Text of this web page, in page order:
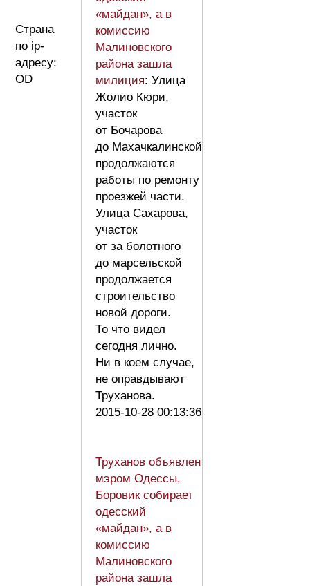
Страна
по ip-
адресу:
OD
«майдан», а в
комиссию
Малиновского
района зашла
милиция: Улица
Жолио Кюри,
участок
от Бочарова
до Махачкалинской
продолжаются
работы по ремонту
проезжей части.
Улица Сахарова,
участок
от за болотного
до марсельской
продолжается
строительство
новой дороги.
То что видел
сегодня лично.
Ни в коем случае,
не оправдывают
Труханова.
2015-10-28 00:13:36
Труханов объявлен
мэром Одессы,
Боровик собирает
одесский
«майдан», а в
комиссию
Малиновского
района зашла